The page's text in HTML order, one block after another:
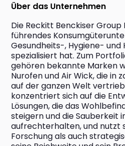
Über das Unternehmen
Die Reckitt Benckiser
führendes
Gesundheits-, Hygiene-
spezialisiert hat. Zum
gehören bekannte Marken
Nurofen und Air Wick, die in
auf der ganzen Welt
konzentriert sich auf die
Lösungen, die das
steigern und die Sauberkeit
aufrechterhalten, und nutzt
Forschung als auch